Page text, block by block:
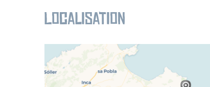
Localisation